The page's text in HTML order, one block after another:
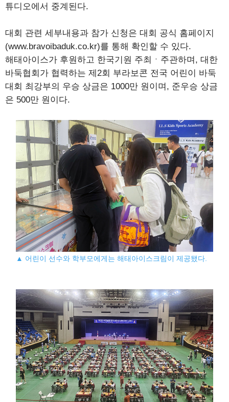
튜디오에서 중계된다.
대회 관련 세부내용과 참가 신청은 대회 공식 홈페이지
(www.bravoibaduk.co.kr)를 통해 확인할 수 있다.
해태아이스가 후원하고 한국기원 주최ㆍ주관하며, 대한
바둑협회가 협력하는 제2회 부라보콘 전국 어린이 바둑
대회 최강부의 우승 상금은 1000만 원이며, 준우승 상금
은 500만 원이다.
▲ 어린이 선수와 학부모에게는 해태아이스크림이 제공됐다.